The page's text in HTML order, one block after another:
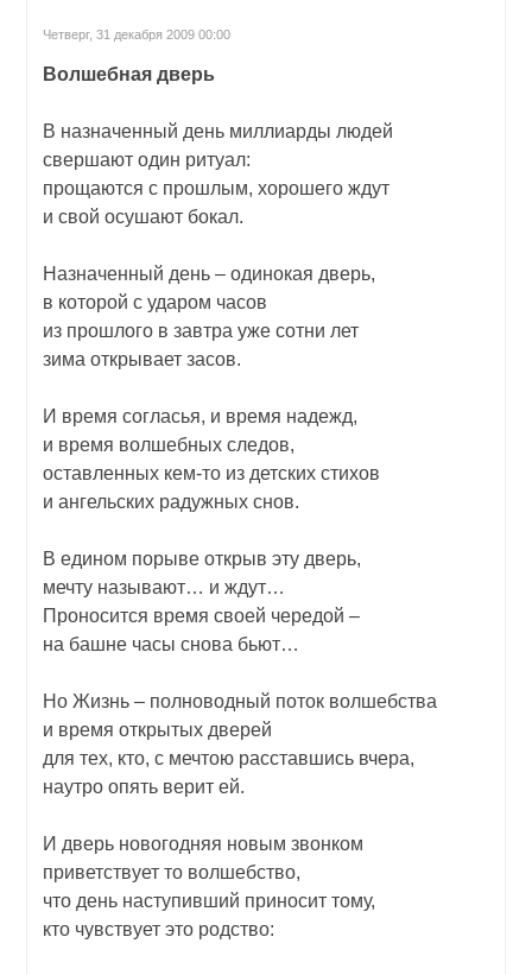
Четверг, 31 декабря 2009 00:00
Волшебная дверь
В назначенный день миллиарды людей
свершают один ритуал:
прощаются с прошлым, хорошего ждут
и свой осушают бокал.
Назначенный день – одинокая дверь,
в которой с ударом часов
из прошлого в завтра уже сотни лет
зима открывает засов.
И время согласья, и время надежд,
и время волшебных следов,
оставленных кем-то из детских стихов
и ангельских радужных снов.
В едином порыве открыв эту дверь,
мечту называют… и ждут…
Проносится время своей чередой –
на башне часы снова бьют…
Но Жизнь – полноводный поток волшебства
и время открытых дверей
для тех, кто, с мечтою расставшись вчера,
наутро опять верит ей.
И дверь новогодняя новым звонком
приветствует то волшебство,
что день наступивший приносит тому,
кто чувствует это родство: